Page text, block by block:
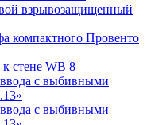
взрывозащищенный
компактного Провенто
стене WB 8
с выбивными
с выбивными